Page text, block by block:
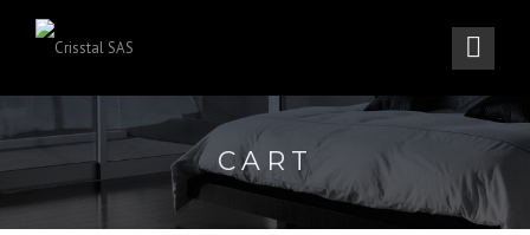
CART